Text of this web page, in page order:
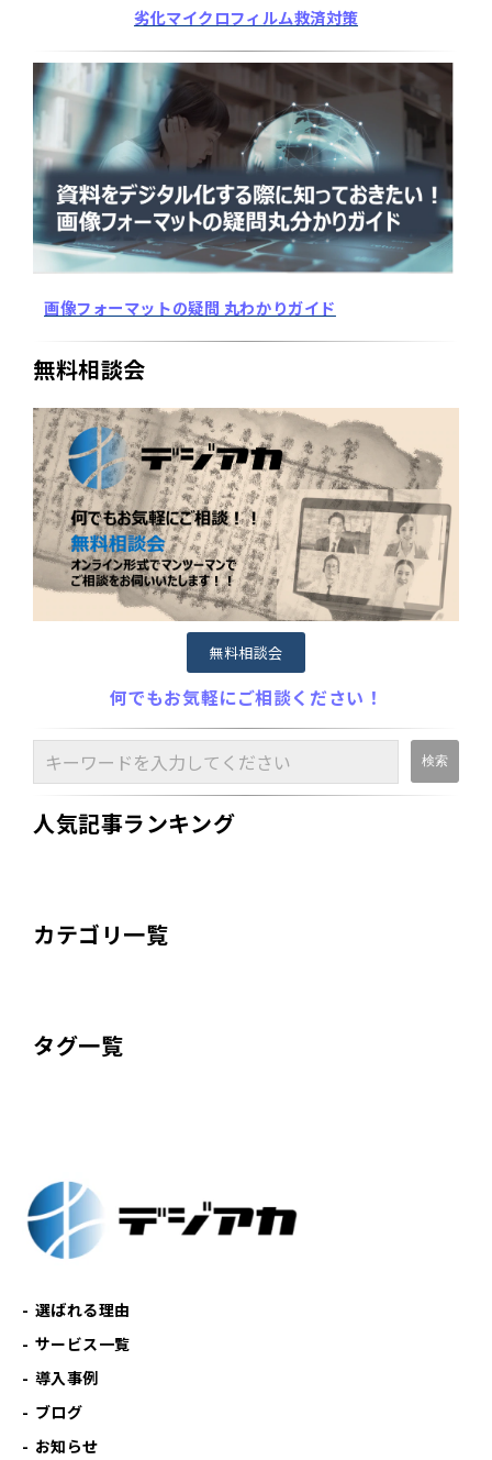
劣化マイクロフィルム救済対策
画像フォーマットの疑問 丸わかりガイド
無料相談会
無料相談会
何でもお気軽にご相談ください！
人気記事ランキング
カテゴリ一覧
タグ一覧
選ばれる理由
サービス一覧
導入事例
ブログ
お知らせ